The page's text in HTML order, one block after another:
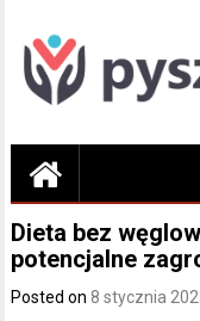
content
Dieta bez
potencjalne
Posted on 8 stycznia